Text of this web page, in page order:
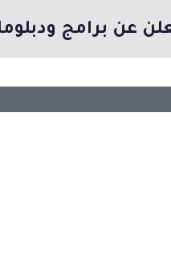
عن برامج